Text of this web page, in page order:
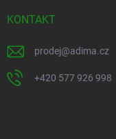
KONTAKT
prodej@adima.cz
+420 577 926 998